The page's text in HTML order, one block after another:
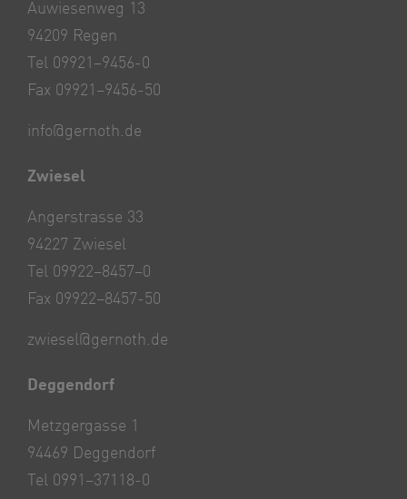
Auwiesenweg 13
94209 Regen
Tel 09921–9456-0
Fax 09921–9456-50
info@gernoth.de
Zwiesel
Angerstrasse 33
94227 Zwiesel
Tel 09922–8457–0
Fax 09922–8457-50
zwiesel@gernoth.de
Deggendorf
Metzgergasse 1
94469 Deggendorf
Tel 0991–37118-0